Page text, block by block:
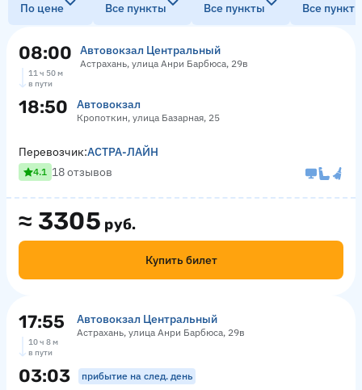
По цене Все пункты Все пункты Все
08:00 Автовокзал Центральный
Астрахань, улица Анри Барбюса, 29в
11 ч 50 м
в пути
18:50 Автовокзал
Кропоткин, улица Базарная, 25
≈ 3305 руб.
Купить билет
Перевозчик:АСТРА-ЛАЙН
4.1 18 отзывов
17:55 Автовокзал Центральный
Астрахань, улица Анри Барбюса, 29в
10 ч 8 м
в пути
03:03 прибытие на след. день